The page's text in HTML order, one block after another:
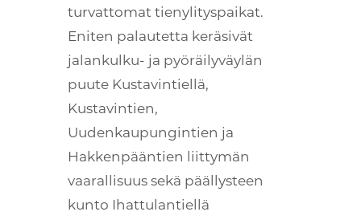
turvattomat tienylityspaikat.
Eniten palautetta keräsivät
jalankulku- ja pyöräilyväylän
puute Kustavintiellä,
Kustavintien,
Uudenkaupungintien ja
Hakkenpääntien liittymän
vaarallisuus sekä päällysteen
kunto Ihattulantiellä